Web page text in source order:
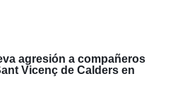
agresión a compañeros
Vicenç de Calders en